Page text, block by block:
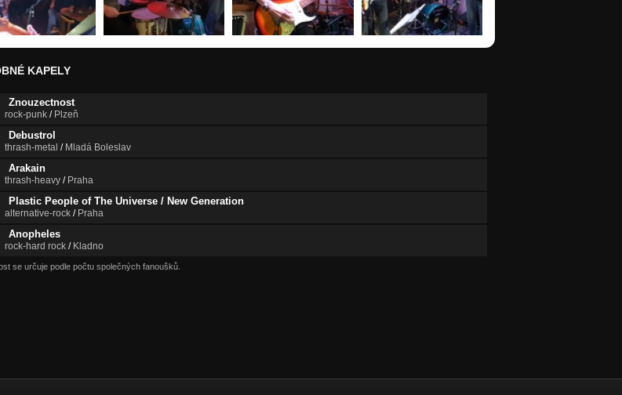
KAPELY
Znouzectnost
rock-punk / Plzeň
Debustrol
thrash-metal / Mladá Boleslav
Arakain
thrash-heavy / Praha
Plastic People of The Universe / New Generation
alternative-rock / Praha
Anopheles
rock-hard rock / Kladno
se určuje podle počtu společných fanoušků.